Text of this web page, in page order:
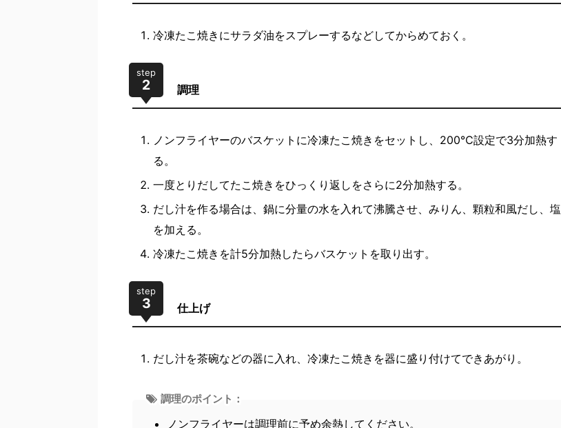
冷凍たこ焼きにサラダ油をスプレーするなどしてからめておく。
step
2 調理
ノンフライヤーのバスケットに冷凍たこ焼きをセットし、200℃設定で3分加熱す
る。
一度とりだしてたこ焼きをひっくり返しをさらに2分加熱する。
だし汁を作る場合は、鍋に分量の水を入れて沸騰させ、みりん、顆粒和風だし、塩
を加える。
冷凍たこ焼きを計5分加熱したらバスケットを取り出す。
step
3 仕上げ
だし汁を茶碗などの器に入れ、冷凍たこ焼きを器に盛り付けてできあがり。
調理のポイント：
ノンフライヤーは調理前に予め余熱してください。